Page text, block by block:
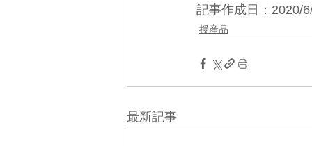
記事作成日：2020/
授産品
最新記事